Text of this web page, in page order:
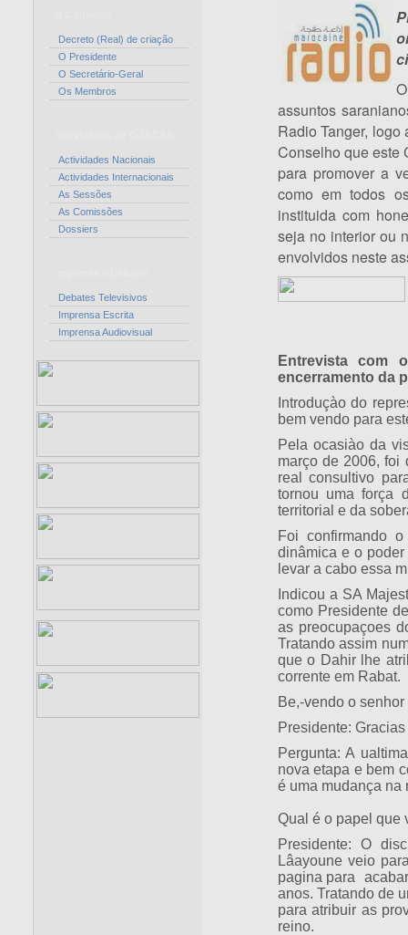
Decreto (Real) de criação
O Presidente
O Secretário-Geral
Os Membros
Actividades Nacionais
Actividades Internacionais
As Sessões
As Comissões
Dossiers
Debates Televisivos
Imprensa Escrita
Imprensa Audiovisual
assuntos
Radio Tanger,
Conselho que este
para promover a
como em todos
instituida com
seja no interior ou
envolvidos neste
Entrevista com
encerramento da
Introduçào do
bem vendo para
Pela ocasiào da
março de 2006, foi
real consultivo
tornou uma força
territorial e da
Foi confirmando
dinâmica e o
levar a cabo essa
Indicou a SA
como Presidente
as preocupaçoes
Tratando assim
que o Dahir lhe
corrente em Rabat.
Be,-vendo o
Presidente: Gracias
Pergunta: A
nova etapa e bem
é uma mudança na
Qual é o papel que
Presidente: O
Lâayoune veio
pagina para
anos. Tratando de
para atribuir as
reino.